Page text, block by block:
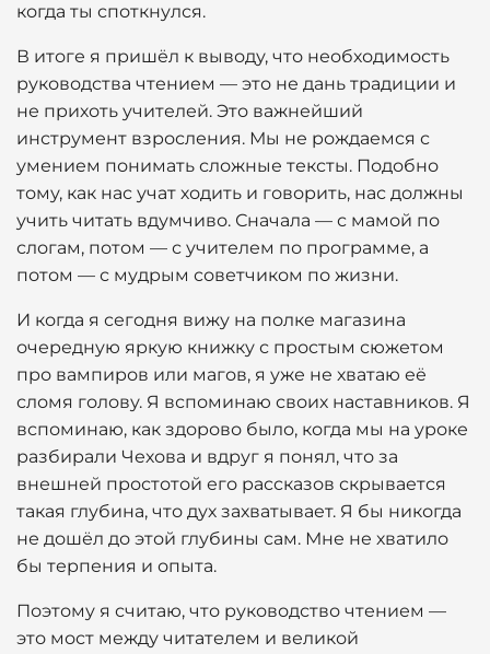
когда ты споткнулся.
В итоге я пришёл к выводу, что необходимость
руководства чтением — это не дань традиции и
не прихоть учителей. Это важнейший
инструмент взросления. Мы не рождаемся с
умением понимать сложные тексты. Подобно
тому, как нас учат ходить и говорить, нас должны
учить читать вдумчиво. Сначала — с мамой по
слогам, потом — с учителем по программе, а
потом — с мудрым советчиком по жизни.
И когда я сегодня вижу на полке магазина
очередную яркую книжку с простым сюжетом
про вампиров или магов, я уже не хватаю её
сломя голову. Я вспоминаю своих наставников. Я
вспоминаю, как здорово было, когда мы на уроке
разбирали Чехова и вдруг я понял, что за
внешней простотой его рассказов скрывается
такая глубина, что дух захватывает. Я бы никогда
не дошёл до этой глубины сам. Мне не хватило
бы терпения и опыта.
Поэтому я считаю, что руководство чтением —
это мост между читателем и великой